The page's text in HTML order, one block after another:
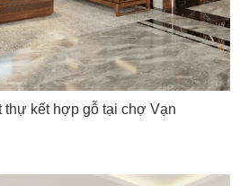
thự kết hợp gỗ tại chợ Vạn